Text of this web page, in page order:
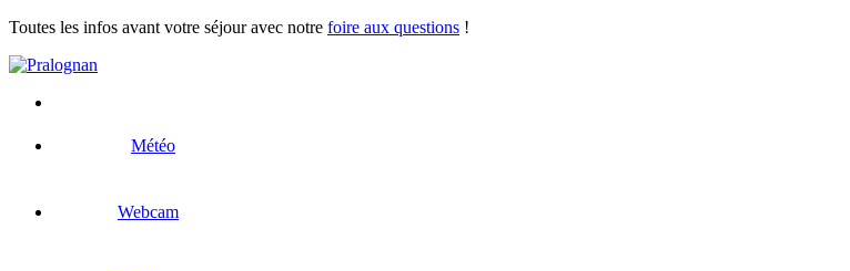
Toutes les infos avant votre séjour avec notre foire aux questions !
Météo
Webcam